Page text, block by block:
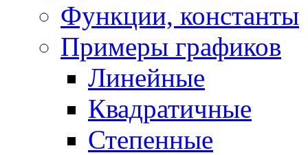
Функции, константы
Примеры графиков
Линейные
Квадратичные
Степенные